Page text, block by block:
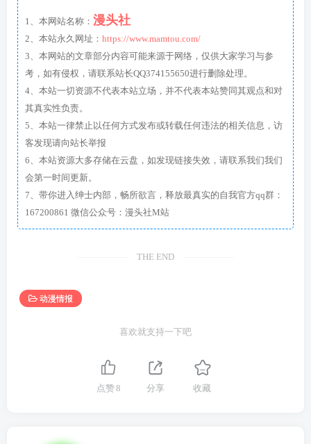
1、本网站名称： 漫头社
2、本站永久网址： https://www.mamtou.com/
3、本网站的文章部分内容可能来源于网络，仅供大家学习与参
考，如有侵权，请联系站长QQ374155650进行删除处理。
4、本站一切资源不代表本站立场，并不代表本站赞同其观点和对
其真实性负责。
5、本站一律禁止以任何方式发布或转载任何违法的相关信息，访
客发现请向站长举报
6、本站资源大多存储在云盘，如发现链接失效，请联系我们我们
会第一时间更新。
7、带你进入绅士内部，畅所欲言，释放最真实的自我官方qq群：
167200861 微信公众号：漫头社M站
THE END
动漫情报
喜欢就支持一下吧
点赞8 分享 收藏